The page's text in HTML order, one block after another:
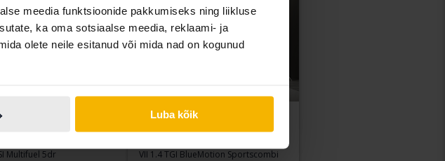
meedia funktsioonide pakkumiseks ning liikluse
ka oma sotsiaalse meedia, reklaami- ja
olete neile esitanud või mida nad on kogunud
Luba kõik
Multifuel 5dr
VII 1.4 TGI BlueMotion Sportscombi